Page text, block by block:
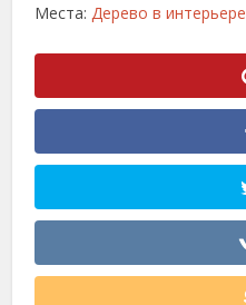
Места: Дерево в интерьере